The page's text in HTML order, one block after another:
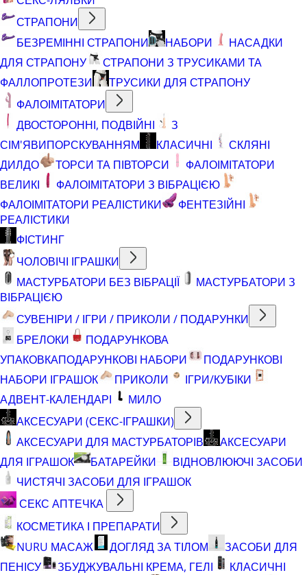
СТРАПОНИ
БЕЗРЕМІННІ СТРАПОНИ
НАБОРИ
НАСАДКИ
ДЛЯ СТРАПОНУ
СТРАПОНИ З ТРУСИКАМИ ТА
ФАЛЛОПРОТЕЗИ
ТРУСИКИ ДЛЯ СТРАПОНУ
ФАЛОІМІТАТОРИ
ДВОСТОРОННІ, ПОДВІЙНІ
З
СІМ'ЯВИПОРСКУВАННЯМ
КЛАСИЧНІ
СКЛЯНІ
ДИЛДО
ТОРСИ ТА ПІВТОРСИ
ФАЛОІМІТАТОРИ
ВЕЛИКІ
ФАЛОІМІТАТОРИ З ВІБРАЦІЄЮ
ФАЛОІМІТАТОРИ РЕАЛІСТИКИ
ФЕНТЕЗІЙНІ
РЕАЛІСТИКИ
ФІСТИНГ
ЧОЛОВІЧІ ІГРАШКИ
МАСТУРБАТОРИ БЕЗ ВІБРАЦІЇ
МАСТУРБАТОРИ З
ВІБРАЦІЄЮ
СУВЕНІРИ / ІГРИ / ПРИКОЛИ / ПОДАРУНКИ
БРЕЛОКИ
ПОДАРУНКОВА
УПАКОВКАПОДАРУНКОВІ НАБОРИ
ПОДАРУНКОВІ
НАБОРИ ІГРАШОК
ПРИКОЛИ
ІГРИ/КУБІКИ
АДВЕНТ-КАЛЕНДАРІ
МИЛО
АКСЕСУАРИ (СЕКС-ІГРАШКИ)
АКСЕСУАРИ ДЛЯ МАСТУРБАТОРІВ
АКСЕСУАРИ
ДЛЯ ІГРАШОК
БАТАРЕЙКИ
ВІДНОВЛЮЮЧІ ЗАСОБИ
ЧИСТЯЧІ ЗАСОБИ ДЛЯ ІГРАШОК
СЕКС АПТЕЧКА
КОСМЕТИКА І ПРЕПАРАТИ
NURU МАСАЖ
ДОГЛЯД ЗА ТІЛОМ
ЗАСОБИ ДЛЯ
ПЕНІСУ
ЗБУДЖУВАЛЬНІ КРЕМА, ГЕЛІ
КЛАСИЧНІ